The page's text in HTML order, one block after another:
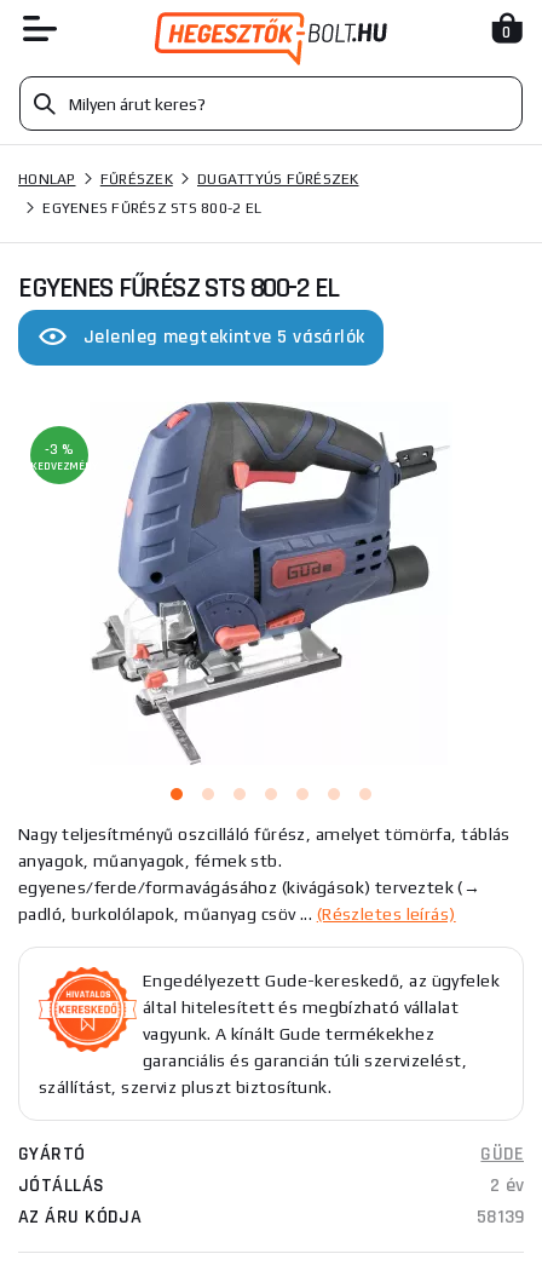
0
HONLAP FŰRÉSZEK
DUGATTYÚS FŰRÉSZEK
EGYENES FŰRÉSZ STS 800-2 EL
EGYENES FŰRÉSZ STS 800-2 EL
Jelenleg megtekintve 5 vásárlók
-3 %
KEDVEZMÉNY
Nagy teljesítményű oszcilláló fűrész, amelyet tömörfa, táblás
anyagok, műanyagok, fémek stb.
egyenes/ferde/formavágásához (kivágások) terveztek (→
padló, burkolólapok, műanyag csöv ... (Részletes leírás)
Engedélyezett Gude-kereskedő, az ügyfelek
által hitelesített és megbízható vállalat
vagyunk. A kínált Gude termékekhez
garanciális és garancián túli szervizelést,
szállítást, szerviz pluszt biztosítunk.
GYÁRTÓ
GÜDE
JÓTÁLLÁS
2 év
AZ ÁRU KÓDJA
58139